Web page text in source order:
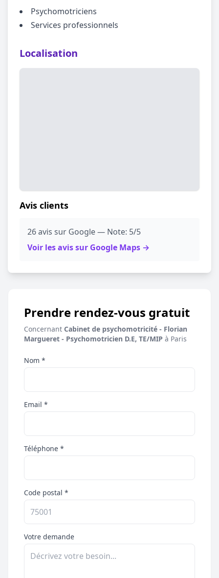
Psychomotriciens
Services professionnels
Localisation
Avis clients
26 avis sur Google — Note: 5/5
Voir les avis sur Google Maps →
Prendre rendez-vous gratuit
Concernant Cabinet de psychomotricité - Florian
Margueret - Psychomotricien D.E, TE/MIP à Paris
Nom *
Email *
Téléphone *
Code postal *
Votre demande